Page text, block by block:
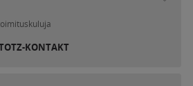
KONTAKT